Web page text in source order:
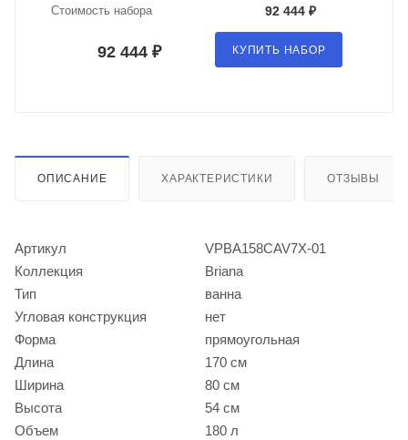
Стоимость набора 92 444 ₽
92 444 ₽ КУПИТЬ НАБОР
ОПИСАНИЕ ХАРАКТЕРИСТИКИ ОТЗЫВЫ
Артикул
VPBA158CAV7X-01
Коллекция
Briana
Тип
ванна
Угловая конструкция
нет
Форма
прямоугольная
Длина
170 см
Ширина
80 см
Высота
54 см
Объем
180 л